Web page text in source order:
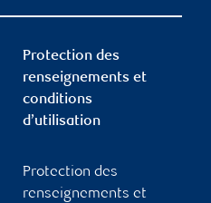
Protection des
renseignements et
conditions
d’utilisation
Protection des
renseignements et